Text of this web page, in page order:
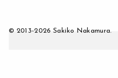
© 2013-2026 Sakiko Nakamura.